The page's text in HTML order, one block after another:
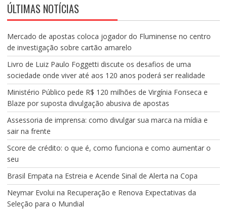
ÚLTIMAS NOTÍCIAS
Mercado de apostas coloca jogador do Fluminense no centro
de investigação sobre cartão amarelo
Livro de Luiz Paulo Foggetti discute os desafios de uma
sociedade onde viver até aos 120 anos poderá ser realidade
Ministério Público pede R$ 120 milhões de Virgínia Fonseca e
Blaze por suposta divulgação abusiva de apostas
Assessoria de imprensa: como divulgar sua marca na mídia e
sair na frente
Score de crédito: o que é, como funciona e como aumentar o
seu
Brasil Empata na Estreia e Acende Sinal de Alerta na Copa
Neymar Evolui na Recuperação e Renova Expectativas da
Seleção para o Mundial